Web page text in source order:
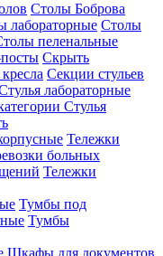
Столы Боброва
лабораторные Столы
пеленальные
Скрыть
Секции стульев
лабораторные
Стулья
Тележки
больных
Тележки
Тумбы под
Тумбы
Шкафы для документов